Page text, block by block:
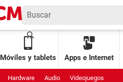
Móviles y tablets Apps e Internet
Hardware Audio Videojuegos